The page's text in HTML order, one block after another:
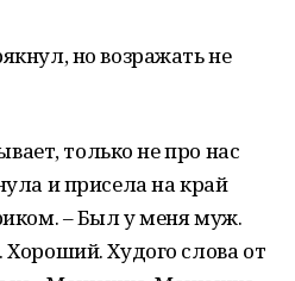
но возражать не
только не про нас
и присела на край
– Был у меня муж.
Худого слова от